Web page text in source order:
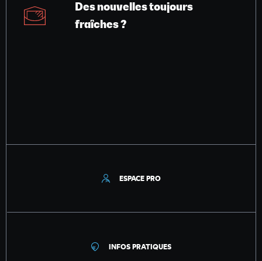
Des nouvelles toujours
fraîches ?
ESPACE PRO
INFOS PRATIQUES